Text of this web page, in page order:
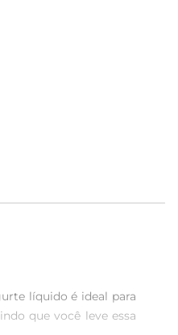
líquido é ideal para
que você leve essa